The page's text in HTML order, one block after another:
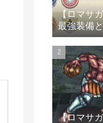
【ロマサ
最強装備
【ロマサ